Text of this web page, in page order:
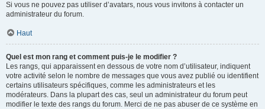
Si vous ne pouvez pas utiliser d’avatars, nous vous invitons à contacter un
administrateur du forum.
Haut
Quel est mon rang et comment puis-je le modifier ?
Les rangs, qui apparaissent en dessous de votre nom d’utilisateur, indiquent
votre activité selon le nombre de messages que vous avez publié ou identifient
certains utilisateurs spécifiques, comme les administrateurs et les
modérateurs. Dans la plupart des cas, seul un administrateur du forum peut
modifier le texte des rangs du forum. Merci de ne pas abuser de ce système en